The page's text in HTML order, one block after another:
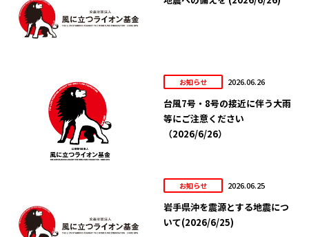
お知らせ 2026.06.26
台風7号・8号の接近に伴う大雨
等にご注意ください
（2026/6/26）
お知らせ 2026.06.25
岩手県沖を震源とする地震につ
いて(2026/6/25)